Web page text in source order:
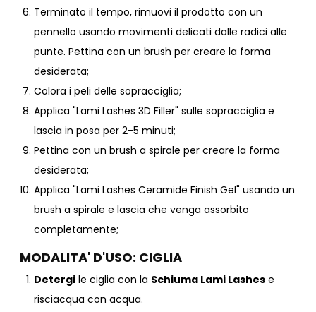
Terminato il tempo, rimuovi il prodotto con un
pennello usando movimenti delicati dalle radici alle
punte. Pettina con un brush per creare la forma
desiderata;
Colora i peli delle sopracciglia;
Applica "Lami Lashes 3D Filler" sulle sopracciglia e
lascia in posa per 2-5 minuti;
Pettina con un brush a spirale per creare la forma
desiderata;
Applica "Lami Lashes Ceramide Finish Gel" usando un
brush a spirale e lascia che venga assorbito
completamente;
MODALITA' D'USO: CIGLIA
Detergi le ciglia con la Schiuma Lami Lashes e
risciacqua con acqua.